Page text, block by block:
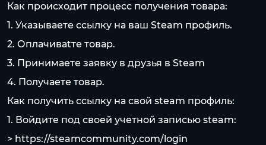
Как происходит процесс получения товара:
1. Указываете ссылку на ваш Steam профиль.
2. Оплачиваtте товар.
3. Принимаете заявку в друзья в Steam
4. Получаете товар.
Как получить ссылку на свой steam профиль:
1. Войдите под своей учетной записью steam:
> https://steamcommunity.com/login